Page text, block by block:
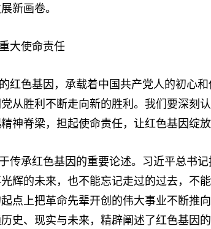
新画卷。
大使命责任
红色基因，承载着中国共产党人的初心
从胜利不断走向新的胜利。我们要深刻
神脊梁，担起使命责任，让红色基因绽放
传承红色基因的重要论述。习近平总书
辉的未来，也不能忘记走过的过去，不
点上把革命先辈开创的伟大事业不断推
史、现实与未来，精辟阐述了红色基因